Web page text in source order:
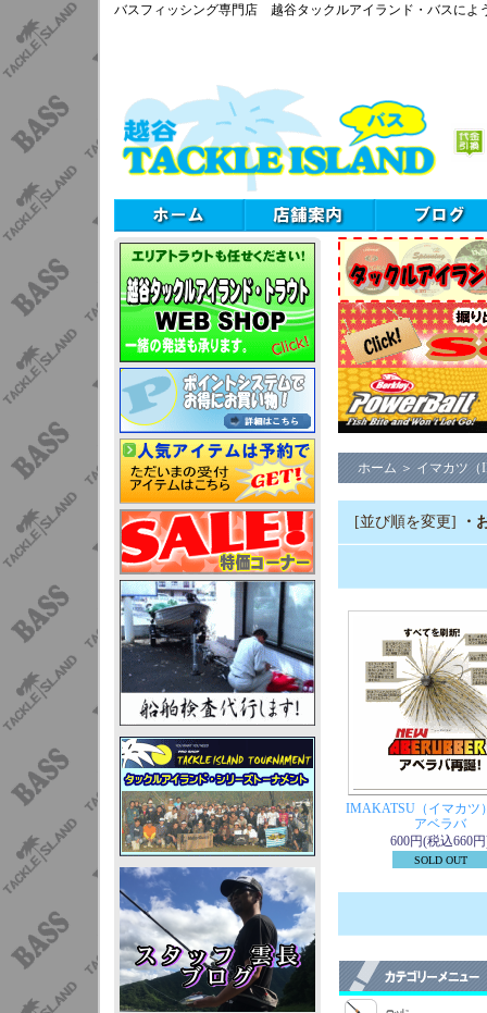
バスフィッシング専門店 越谷タックルアイランド・バスによ
ホーム ＞ イマカツ
[並び順を変更] ・
IMAKATSU（イマカ
アベラバ
600円(税込660
SOLD OUT